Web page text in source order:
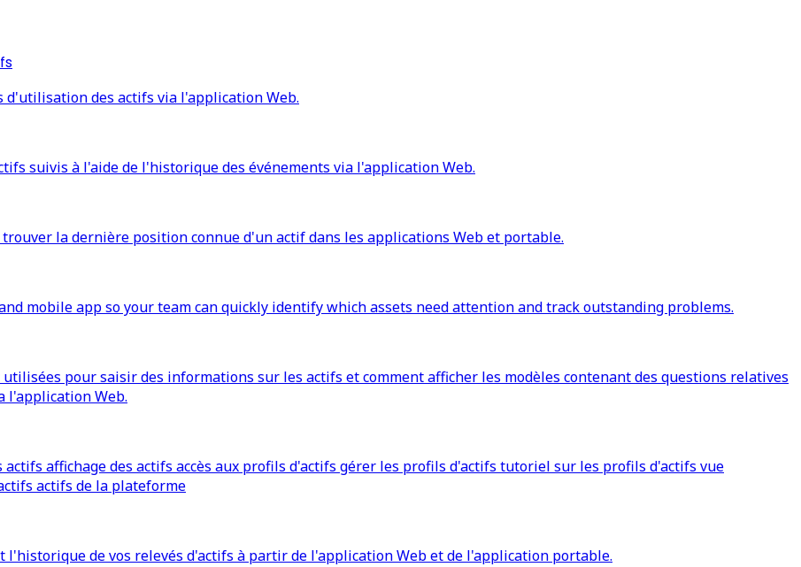
d'utilisation des actifs via l'application Web.
suivis à l'aide de l'historique des événements via l'application Web.
la dernière position connue d'un actif dans les applications Web et portable.
mobile app so your team can quickly identify which assets need attention and track outstanding problems.
pour saisir des informations sur les actifs et comment afficher les modèles contenant des questions relatives
l'application Web.
affichage des actifs accès aux profils d'actifs gérer les profils d'actifs tutoriel sur les profils d'actifs vue
actifs de la plateforme
l'historique de vos relevés d'actifs à partir de l'application Web et de l'application portable.